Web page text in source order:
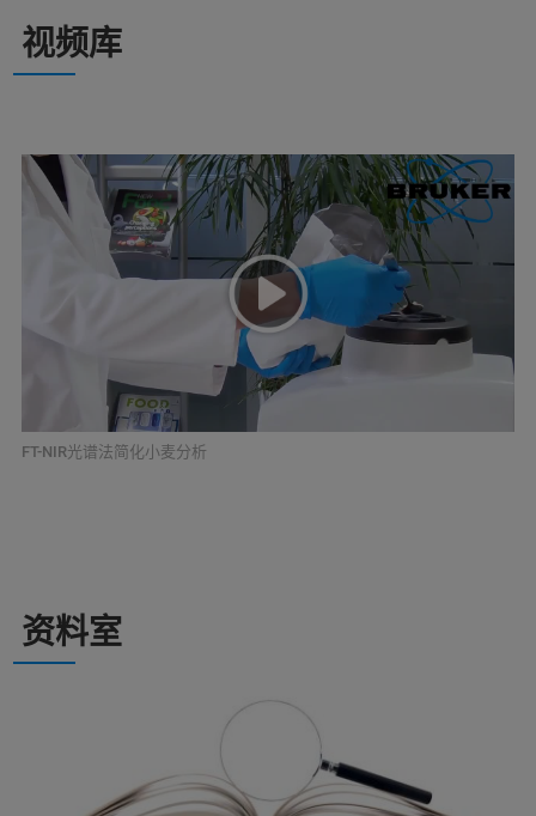
视频库
FT-NIR光谱法简化小麦分析
资料室